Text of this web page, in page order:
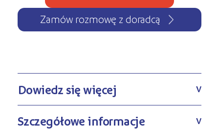
Zamów rozmowę z doradcą
Dowiedz się więcej V
Szczegółowe informacje V